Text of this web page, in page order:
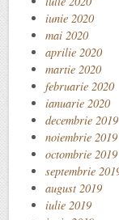
iunie 2020
mai 2020
aprilie 2020
martie 2020
februarie 2020
ianuarie 2020
decembrie 2019
noiembrie 2019
octombrie 2019
septembrie
august 2019
iulie 2019